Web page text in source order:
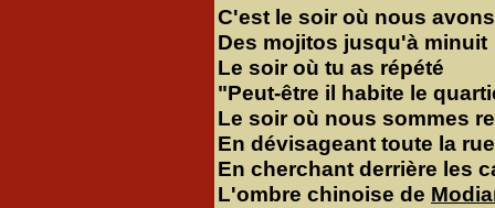
C'est le soir où nous
Des mojitos jusqu'à minuit
Le soir où tu as répété
"Peut-être il habite le
Le soir où nous sommes
En dévisageant toute la rue
En cherchant derrière les
L'ombre chinoise de